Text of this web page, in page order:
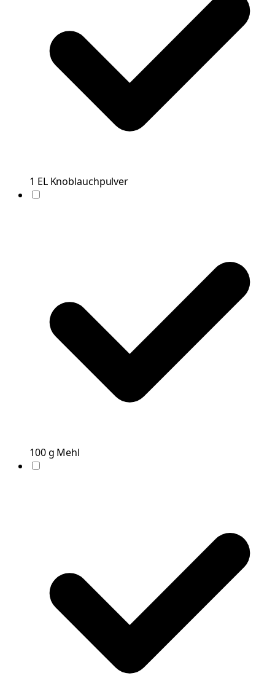
1 EL Knoblauchpulver
100g Mehl